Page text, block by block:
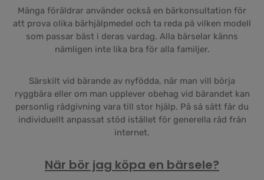
Många föräldrar använder också en bärkonsultation för
att prova olika bärhjälpmedel och ta reda på vilken modell
som passar bäst i deras vardag. Alla bärselar känns
nämligen inte lika bra för alla familjer.
Särskilt vid bärande av nyfödda, när man vill börja
ryggbära eller om man upplever obehag vid bärandet kan
personlig rådgivning vara till stor hjälp. På så sätt får du
individuellt anpassat stöd istället för generella råd från
internet.
När bör jag köpa en bärsele?